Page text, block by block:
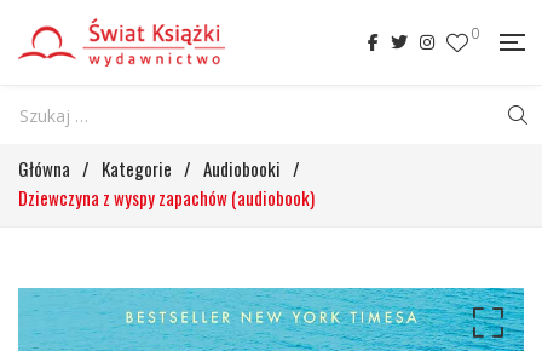
0
Główna / Kategorie / Audiobooki /
Dziewczyna z wyspy zapachów (audiobook)